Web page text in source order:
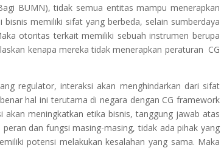
BUMN), tidak semua entitas mampu menerapkan
memiliki sifat yang berbeda, selain sumberdaya
otoritas terkait memiliki sebuah instrumen berupa
kenapa mereka tidak menerapkan peraturan CG
regulator, interaksi akan menghindarkan dari sifat
hal ini terutama di negara dengan CG framework
meningkatkan etika bisnis, tanggung jawab atas
dan fungsi masing-masing, tidak ada pihak yang
potensi melakukan kesalahan yang sama. Maka